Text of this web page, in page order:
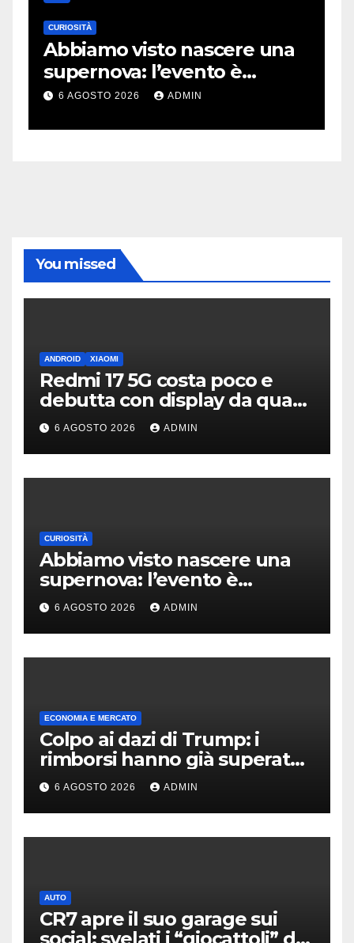
CURIOSITÀ
Abbiamo visto nascere una
supernova: l’evento è
rarissimo
6 AGOSTO 2026 ADMIN
You missed
ANDROID XIAOMI
Redmi 17 5G costa poco e
debutta con display da quasi
7 pollici e batteria enorme
6 AGOSTO 2026 ADMIN
CURIOSITÀ
Abbiamo visto nascere una
supernova: l’evento è
rarissimo
6 AGOSTO 2026 ADMIN
ECONOMIA E MERCATO
Colpo ai dazi di Trump: i
rimborsi hanno già superato i
100 miliardi di dollari
6 AGOSTO 2026 ADMIN
AUTO
CR7 apre il suo garage sui